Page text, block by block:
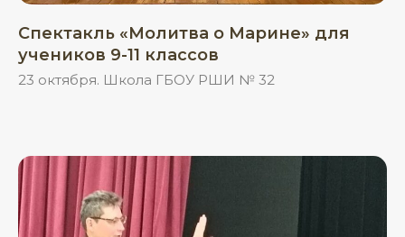
Спектакль «Молитва о Марине» для
учеников 9-11 классов
23 октября. Школа ГБОУ РШИ № 32